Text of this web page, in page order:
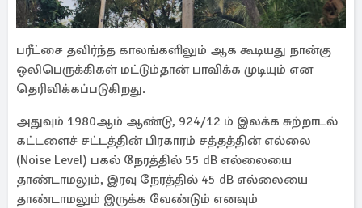
பரீட்சை தவிர்ந்த காலங்களிலும் ஆக கூடியது நான்கு
ஒலிபெருக்கிகள் மட்டும்தான் பாவிக்க முடியும் என
தெரிவிக்கப்படுகிறது.
அதுவும் 1980ஆம் ஆண்டு, 924/12 ம் இலக்க சுற்றாடல்
கட்டளைச் சட்டத்தின் பிரகாரம் சத்தத்தின் எல்லை
(Noise Level) பகல் நேரத்தில் 55 dB எல்லையை
தாண்டாமலும், இரவு நேரத்தில் 45 dB எல்லையை
தாண்டாமலும் இருக்க வேண்டும் எனவும்